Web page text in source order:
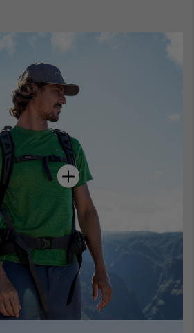
hot spot